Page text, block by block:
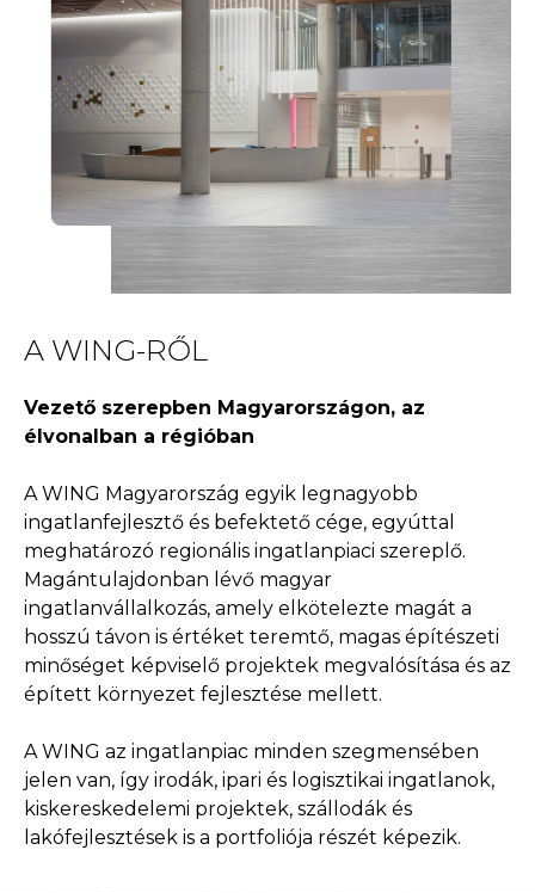
A WING-RŐL
Vezető szerepben Magyarországon, az
élvonalban a régióban
A WING Magyarország egyik legnagyobb
ingatlanfejlesztő és befektető cége, egyúttal
meghatározó regionális ingatlanpiaci szereplő.
Magántulajdonban lévő magyar
ingatlanvállalkozás, amely elkötelezte magát a
hosszú távon is értéket teremtő, magas építészeti
minőséget képviselő projektek megvalósítása és az
épített környezet fejlesztése mellett.
A WING az ingatlanpiac minden szegmensében
jelen van, így irodák, ipari és logisztikai ingatlanok,
kiskereskedelemi projektek, szállodák és
lakófejlesztések is a portfoliója részét képezik.